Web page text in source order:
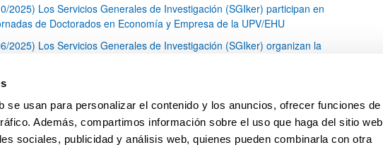
se usan para personalizar el contenido y los anuncios, ofrecer funciones de
Además, compartimos información sobre el uso que haga del sitio web
sociales, publicidad y análisis web, quienes pueden combinarla con otra
2025) Los Servicios Generales de Investigación (SGIker) participan en
de Doctorados en Economía y Empresa de la UPV/EHU
2025) Los Servicios Generales de Investigación (SGIker) organizan la
química de dos variedades de lúpulo silvestre
1 2 3 ... 79